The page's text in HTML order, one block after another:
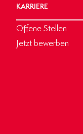
KARRIERE
Offene Stellen
Jetzt bewerben